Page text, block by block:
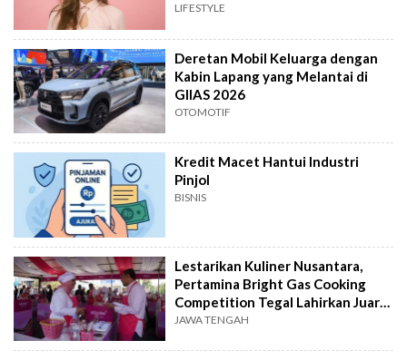
LIFESTYLE
Deretan Mobil Keluarga dengan
Kabin Lapang yang Melantai di
GIIAS 2026
OTOMOTIF
Kredit Macet Hantui Industri
Pinjol
BISNIS
Lestarikan Kuliner Nusantara,
Pertamina Bright Gas Cooking
Competition Tegal Lahirkan Juara
Baru
JAWA TENGAH